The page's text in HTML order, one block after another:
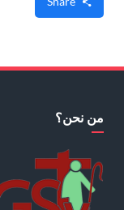
من نحن؟